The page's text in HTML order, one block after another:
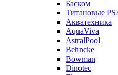
Баском
Титановые
Акватехника
AquaViva
AstralPool
Behncke
Bowman
Dinotec